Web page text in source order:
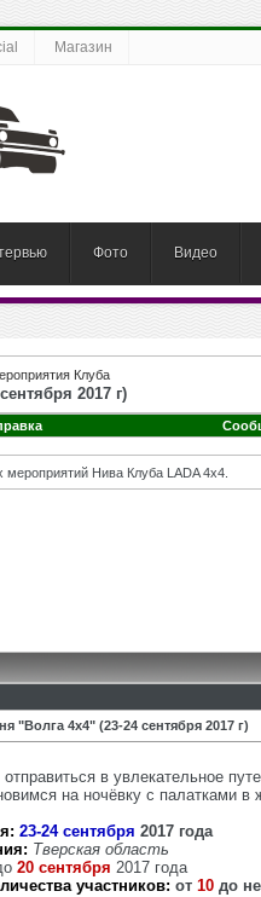
Магазин
Фото Видео
Клуба
2017 г)
Нива Клуба LADA 4x4.
"Волга 4х4" (23-24 сентября 2017 г)
в увлекательное
на ночёвку с палатками в
23-24 сентября 2017 года
Тверская область
20 сентября 2017 года
участников: от 10 до